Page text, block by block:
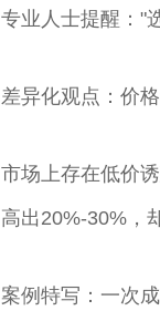
专业人士提醒："
差异化观点：价
市场上存在低价
高出20%-30%，
案例特写：一次